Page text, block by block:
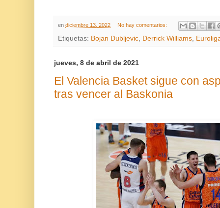
en diciembre 13, 2022 No hay comentarios:
Etiquetas: Bojan Dubljevic Derrick Williams
jueves, 8 de abril de 2021
El Valencia Basket sigue con
tras vencer al Baskonia